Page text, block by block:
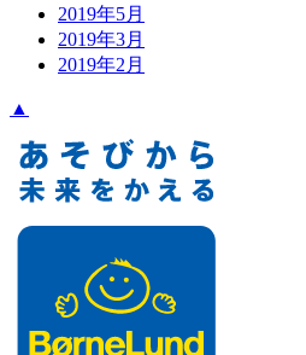
2019年5月
2019年3月
2019年2月
▲